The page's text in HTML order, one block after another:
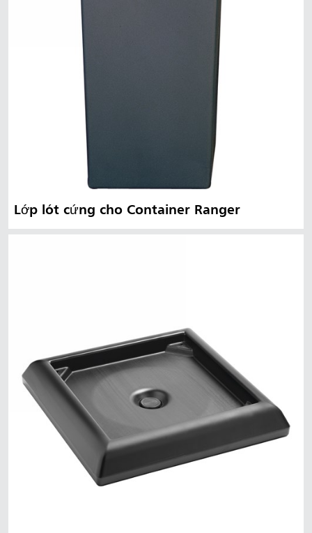
Lớp lót cứng cho Container Ranger